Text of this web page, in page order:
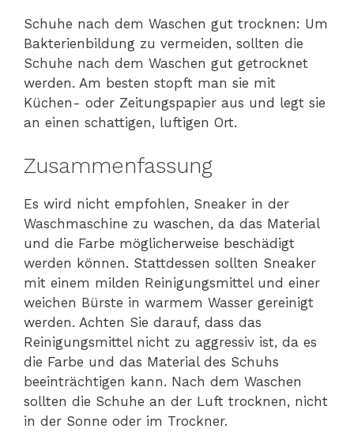
Schuhe nach dem Waschen gut trocknen: Um
Bakterienbildung zu vermeiden, sollten die
Schuhe nach dem Waschen gut getrocknet
werden. Am besten stopft man sie mit
Küchen- oder Zeitungspapier aus und legt sie
an einen schattigen, luftigen Ort.
Zusammenfassung
Es wird nicht empfohlen, Sneaker in der
Waschmaschine zu waschen, da das Material
und die Farbe möglicherweise beschädigt
werden können. Stattdessen sollten Sneaker
mit einem milden Reinigungsmittel und einer
weichen Bürste in warmem Wasser gereinigt
werden. Achten Sie darauf, dass das
Reinigungsmittel nicht zu aggressiv ist, da es
die Farbe und das Material des Schuhs
beeinträchtigen kann. Nach dem Waschen
sollten die Schuhe an der Luft trocknen, nicht
in der Sonne oder im Trockner.